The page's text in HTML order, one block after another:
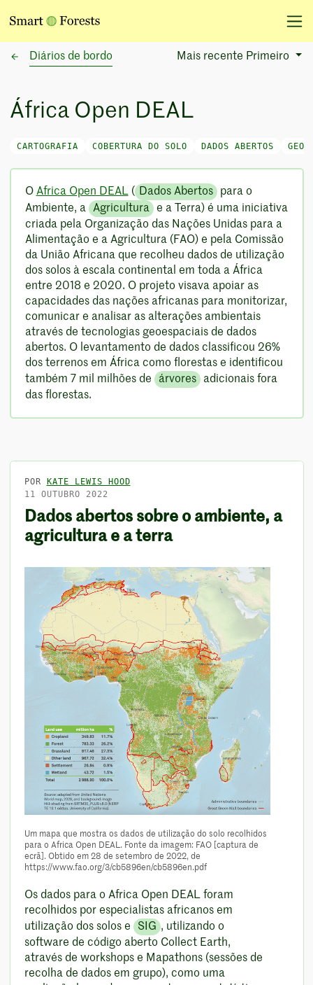
Diários de bordo Mais recente Primeiro
África Open DEAL
CARTOGRAFIA COBERTURA DO SOLO DADOS ABERTOS
O Africa Open DEAL( Dados Abertos para o
Ambiente, a
Agricultura e a Terra) é uma iniciativa
criada pela Organização das Nações Unidas para a
Alimentação e a Agricultura (FAO) e pela Comissão
da União Africana que recolheu dados de utilização
dos solos à escala continental em toda a África
entre 2018 e 2020. O projeto visava apoiar as
capacidades das nações africanas para monitorizar,
comunicar e analisar as alterações ambientais
através de tecnologias geoespaciais de dados
abertos. O levantamento de dados classificou 26%
dos terrenos em África como florestas e identificou
também 7 mil milhões de
árvores adicionais fora
das florestas.
POR
KATE LEWIS HOOD
11 OUTUBRO 2022
Dados abertos sobre o ambiente, a
agricultura e a terra
Um mapa que mostra os dados de utilização do solo recolhidos
para o Africa Open DEAL. Fonte da imagem: FAO [captura de
ecrã]. Obtido em 28 de setembro de 2022, de
https://www.fao.org/3/cb5896en/cb5896en.pdf
Os dados para o Africa Open DEAL foram
recolhidos por especialistas africanos em
utilização dos solos e
SIG , utilizando o
software de código aberto Collect Earth,
através de workshops e Mapathons (sessões de
recolha de dados em grupo), como uma